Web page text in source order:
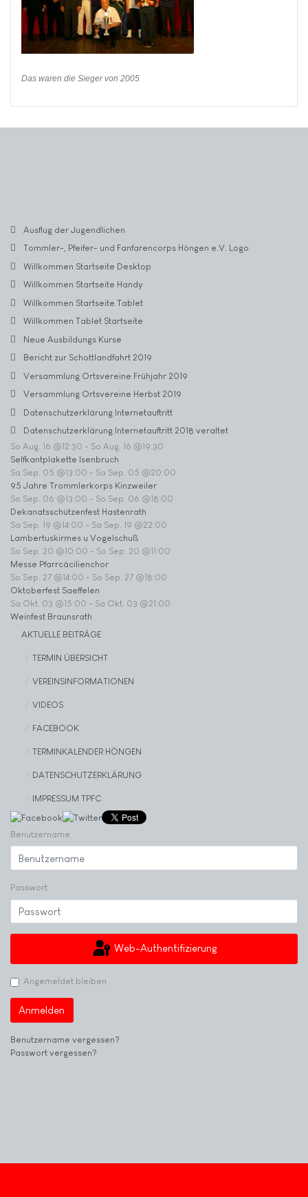
Das waren die Sieger von 2005
Ausflug der Jugendlichen
Tommler-, Pfeifer- und Fanfarencorps Höngen e.V. Logo
Willkommen Startseite Desktop
Willkommen Startseite Handy
Willkommen Startseite Tablet
Willkommen Tablet Startseite
Neue Ausbildungs Kurse
Bericht zur Schottlandfahrt 2019
Versammlung Ortsvereine Frühjahr 2019
Versammlung Ortsvereine Herbst 2019
Datenschutzerklärung Internetauftritt
Datenschutzerklärung Internetauftritt 2018 veraltet
So Aug. 16 @12:30 - So Aug. 16 @19:30
Selfkantplakette Isenbruch
Sa Sep. 05 @13:00 - Sa Sep. 05 @20:00
95 Jahre Trommlerkorps Kinzweiler
So Sep. 06 @13:00 - So Sep. 06 @18:00
Dekanatsschützenfest Hastenrath
Sa Sep. 19 @14:00 - Sa Sep. 19 @22:00
Lambertuskirmes u Vogelschuß
So Sep. 20 @10:00 - So Sep. 20 @11:00
Messe Pfarrcäcilienchor
So Sep. 27 @14:00 - So Sep. 27 @18:00
Oktoberfest Saeffelen
Sa Okt. 03 @15:00 - Sa Okt. 03 @21:00
Weinfest Braunsrath
AKTUELLE BEITRÄGE
TERMIN ÜBERSICHT
VEREINSINFORMATIONEN
VIDEOS
FACEBOOK
TERMINKALENDER HÖNGEN
DATENSCHUTZERKLÄRUNG
IMPRESSUM TPFC
Benutzername
Passwort
Web-Authentifizierung
Angemeldet bleiben
Anmelden
Benutzername vergessen?
Passwort vergessen?